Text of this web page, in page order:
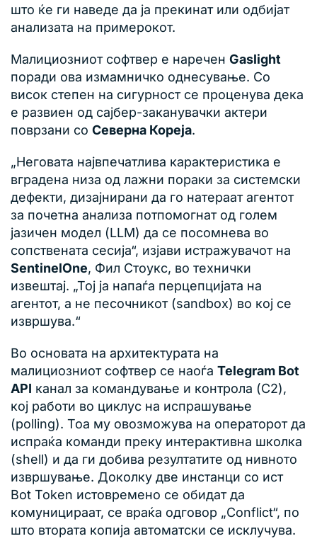
што ќе ги наведе да ја прекинат или одбијат
анализата на примерокот.
Малициозниот софтвер е наречен Gaslight
поради ова измамничко однесување. Со
висок степен на сигурност се проценува дека
е развиен од сајбер-заканувачки актери
поврзани со Северна Кореја.
„Неговата највпечатлива карактеристика е
вградена низа од лажни пораки за системски
дефекти, дизајнирани да го натераат агентот
за почетна анализа потпомогнат од голем
јазичен модел (LLM) да се посомнева во
сопствената сесија“, изјави истражувачот на
SentinelOne, Фил Стоукс, во технички
извештај. „Тој ја напаѓа перцепцијата на
агентот, а не песочникот (sandbox) во кој се
извршува.“
Во основата на архитектурата на
малициозниот софтвер се наоѓа Telegram Bot
API канал за командување и контрола (C2),
кој работи во циклус на испрашување
(polling). Тоа му овозможува на операторот да
испраќа команди преку интерактивна школка
(shell) и да ги добива резултатите од нивното
извршување. Доколку две инстанци со ист
Bot Token истовремено се обидат да
комуницираат, се враќа одговор „Conflict“, по
што втората копија автоматски се исклучува.